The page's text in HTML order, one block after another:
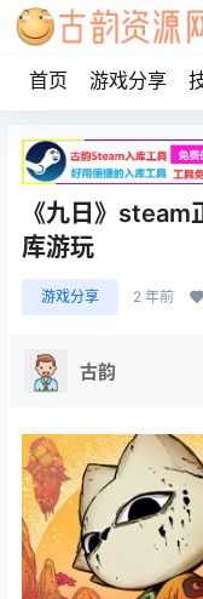
首页 游戏分享
《九日》
库游玩
游戏分享 2 年前
古韵